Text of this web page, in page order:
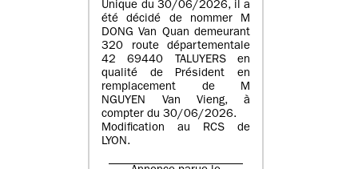
Unique du 30/06/2026, il a
été décidé de nommer M
DONG Van Quan demeurant
320 route départementale
42 69440 TALUYERS en
qualité de Président en
remplacement de M
NGUYEN Van Vieng, à
compter du 30/06/2026.
Modification au RCS de
LYON.